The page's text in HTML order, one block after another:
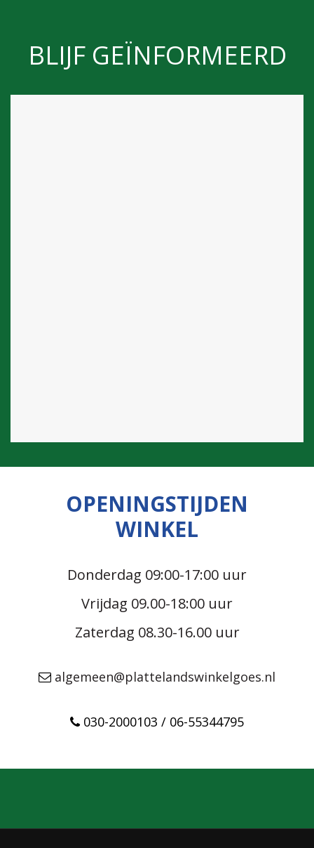
BLIJF GEÏNFORMEERD
OPENINGSTIJDEN
WINKEL
Donderdag 09:00-17:00 uur
Vrijdag 09.00-18:00 uur
Zaterdag 08.30-16.00 uur
algemeen@plattelandswinkelgoes.nl
030-2000103 / 06-55344795